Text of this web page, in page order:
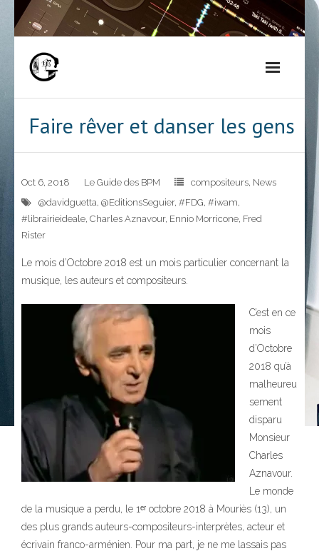
Skip
to
Faire rêver et danser les gens
Oct 6, 2018 Le Guide des BPM compositeurs, News
@davidguetta, @EditionsSeguier, #FDG, #iwam,
#librairieideale, Charles Aznavour, Ennio Morricone, Fred
Rister
Le mois d’Octobre 2018 est un mois particulier concernant la
musique, les auteurs et compositeurs.
C’est en ce
mois
d’Octobre
2018 qu’à
malheureu
sement
disparu
Monsieur
Charles
Aznavour.
Le monde
de la musique a perdu, le 1ᵉʳ octobre 2018 à Mouriès (13), un
des plus grands auteurs-compositeurs-interprètes, acteur et
écrivain franco-arménien. Pour ma part, je ne me lassais pas